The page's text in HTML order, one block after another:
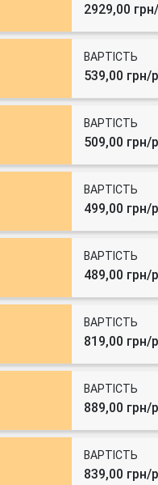
2929,00
ВАРТІСТЬ
539,00 грн/
ВАРТІСТЬ
509,00 грн/
ВАРТІСТЬ
499,00 грн/
ВАРТІСТЬ
489,00 грн/
ВАРТІСТЬ
819,00 грн/
ВАРТІСТЬ
889,00 грн/
ВАРТІСТЬ
839,00 грн/